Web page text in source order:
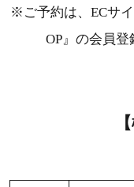
※ご予約は、ECサ
OP』の会員